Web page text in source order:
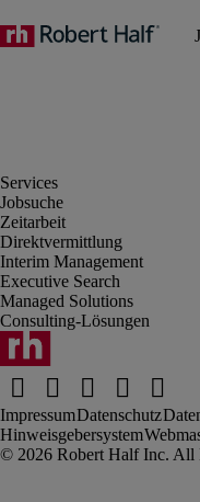
Jobsuche
Zeitarbeit
Direktvermittlung
Interim Management
Executive Search
Managed Solutions
Consulting-Lösungen
ImpressumDatenschutz
Hinweisgebersystem